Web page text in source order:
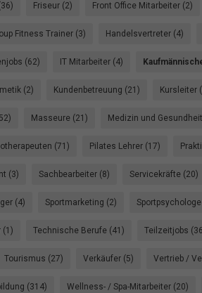
Friseur (2) Front Office Mitarbeiter (2)
Fitness Trainer (3) Handelsvertreter (4)
(62) IT Mitarbeiter (4)
(2) Kundenbetreuung (21) Kursleiter
Masseure (21) Medizin und
(71) Pilates Lehrer (17)
(3) Sachbearbeiter (8) Servicekräfte (20)
(4) Sportmarketing (2) Sportpsychologe
(1) Technische Berufe (41) Teilzeitjobs
Tourismus (27) Verkäufer (5) Vertrieb /
(314) Wellness- / Spa-Mitarbeiter (20)